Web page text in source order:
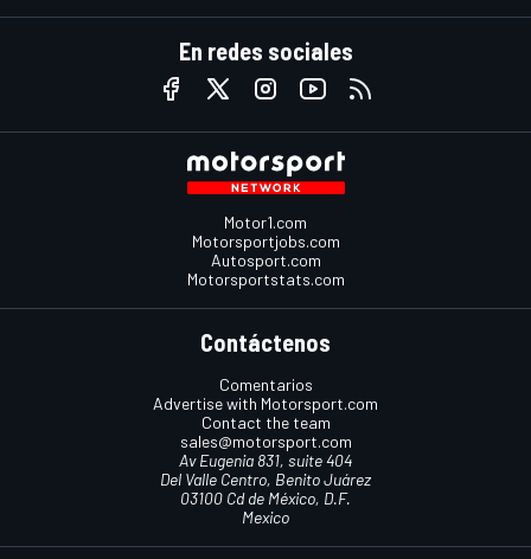
En redes sociales
Motor1.com
Motorsportjobs.com
Autosport.com
Motorsportstats.com
Contáctenos
Comentarios
Advertise with Motorsport.com
Contact the team
sales@motorsport.com
Av Eugenia 831, suite 404
Del Valle Centro, Benito Juárez
03100 Cd de México, D.F.
Mexico